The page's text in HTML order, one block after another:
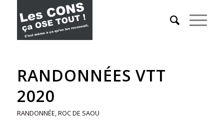
RANDONNÉES VTT
2020
RANDONNÉE,ROC DE SAOU